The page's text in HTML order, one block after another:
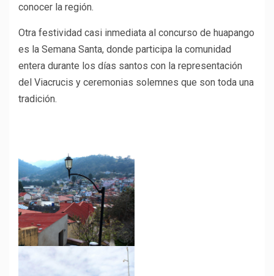
conocer la región.
Otra festividad casi inmediata al concurso de huapango
es la Semana Santa, donde participa la comunidad
entera durante los días santos con la representación
del Viacrucis y ceremonias solemnes que son toda una
tradición.